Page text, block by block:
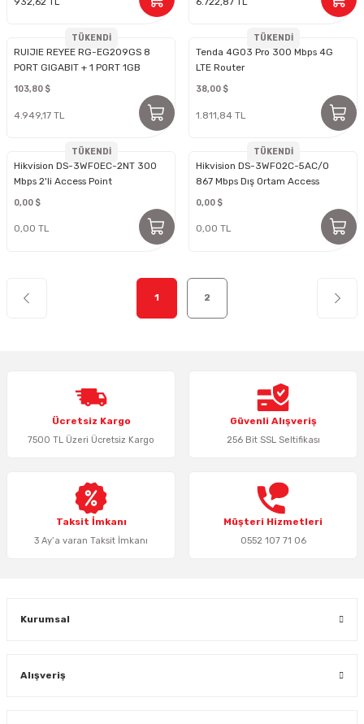
TÜKENDİ
RUIJIE REYEE RG-EG209GS 8
PORT GIGABIT + 1 PORT 1GB
SFP UPLINK 600MBPS CLOUD
103,80 $
4.949,17 TL
TÜKENDİ
Tenda 4G03 Pro 300 Mbps 4G
LTE Router
38,00 $
1.811,84 TL
TÜKENDİ
Hikvision DS-3WF0EC-2NT 300
Mbps 2'li Access Point
0,00 $
0,00 TL
TÜKENDİ
Hikvision DS-3WF02C-5AC/O
867 Mbps Dış Ortam Access
Point
0,00 $
0,00 TL
1 2
Ücretsiz Kargo
7500 TL Üzeri Ücretsiz Kargo
Güvenli Alışveriş
256 Bit SSL Seltifikası
Taksit İmkanı
3 Ay’a varan Taksit İmkanı
Müşteri Hizmetleri
0552 107 71 06
Kurumsal
Alışveriş